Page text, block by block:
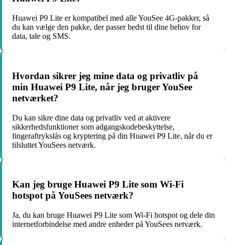
Huawei P9 Lite er kompatibel med alle YouSee 4G-pakker, så
du kan vælge den pakke, der passer bedst til dine behov for
data, tale og SMS.
Hvordan sikrer jeg mine data og privatliv på
min Huawei P9 Lite, når jeg bruger YouSee
netværket?
Du kan sikre dine data og privatliv ved at aktivere
sikkerhedsfunktioner som adgangskodebeskyttelse,
fingeraftrykslås og kryptering på din Huawei P9 Lite, når du er
tilsluttet YouSees netværk.
Kan jeg bruge Huawei P9 Lite som Wi-Fi
hotspot på YouSees netværk?
Ja, du kan bruge Huawei P9 Lite som Wi-Fi hotspot og dele din
internetforbindelse med andre enheder på YouSees netværk.